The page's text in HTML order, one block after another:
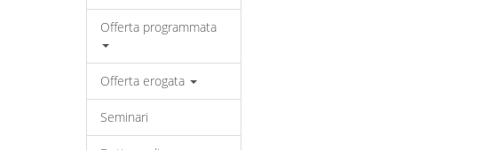
Offerta programmata
Offerta erogata
Seminari